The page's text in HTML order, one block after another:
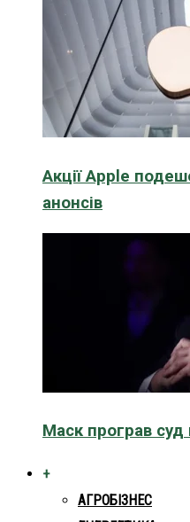
Акції Apple
анонсів
Маск програв суд
+
АГРОБІЗНЕС